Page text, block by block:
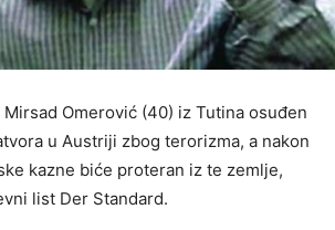
Omerović (40) iz Tutina osuđen
u Austriji zbog terorizma, a nakon
kazne biće proteran iz te zemlje,
list Der Standard.